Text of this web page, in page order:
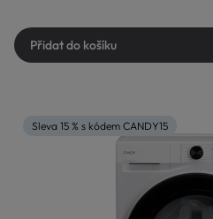
Přidat do košíku
Sleva 15 % s kódem CANDY15